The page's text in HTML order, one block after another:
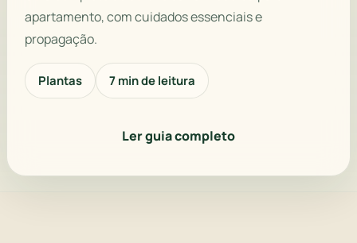
apartamento, com cuidados essenciais e
propagação.
Plantas 7 min de leitura
Ler guia completo